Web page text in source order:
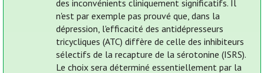
des inconvénients cliniquement significatifs. Il
n'est par exemple pas prouvé que, dans la
dépression, l'efficacité des antidépresseurs
tricycliques (ATC) diffère de celle des inhibiteurs
sélectifs de la recapture de la sérotonine (ISRS).
Le choix sera déterminé essentiellement par la